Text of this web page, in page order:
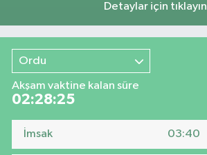
Detaylar için tıklayın
Ordu
Akşam vaktine kalan süre
02:28:25
İmsak 03:40